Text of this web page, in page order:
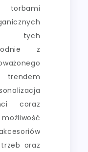
tych
z
coraz
oraz